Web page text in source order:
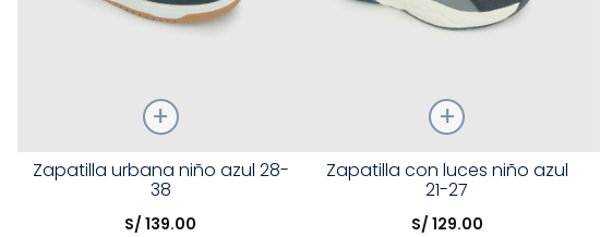
Talla
Elige una opción
Zapatilla urbana niño azul 28-
38
S/ 139.00
Talla
Elige una opción
Zapatilla con luces niño azul
21-27
S/ 129.00